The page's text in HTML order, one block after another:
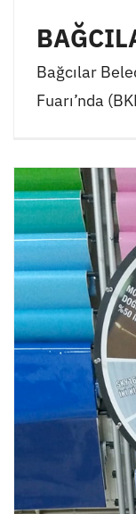
Bağcılar
Fuarı’nda